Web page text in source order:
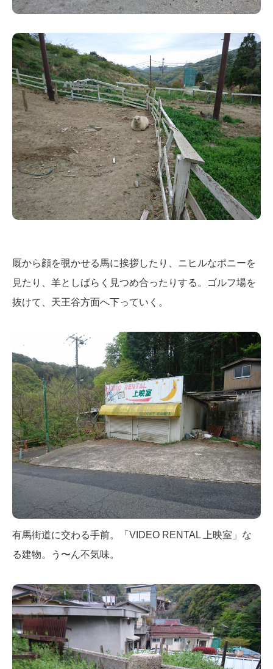
厩から顔を覗かせる馬に挨拶したり、ニヒルなポニーを
見たり、羊としばらく見つめ合ったりする。ゴルフ場を
抜けて、天王谷方面へ下っていく。
有馬街道に交わる手前。「VIDEO RENTAL 上映室」な
る建物。う〜ん不気味。